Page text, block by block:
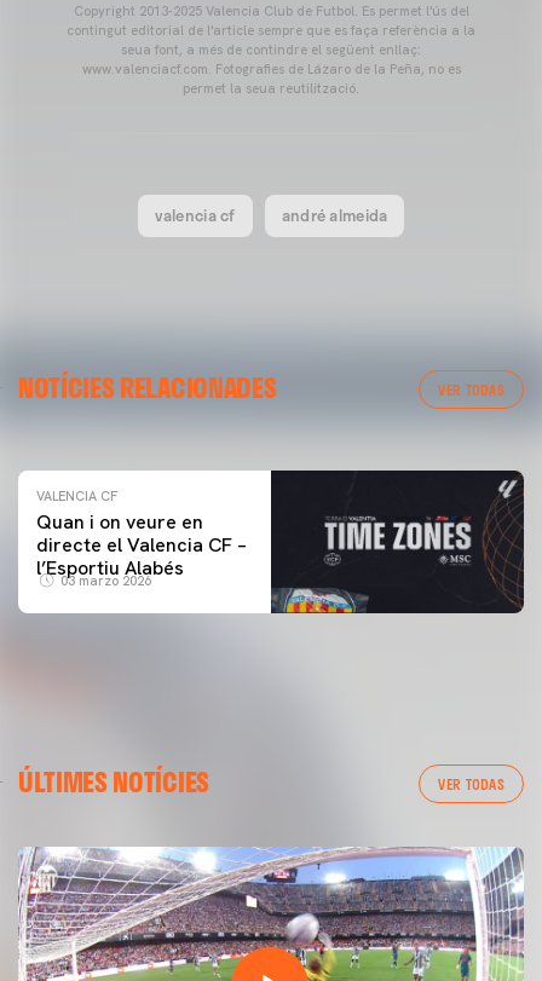
Copyright 2013-2025 Valencia Club de Futbol. Es permet l'ús del
contingut editorial de l'article sempre que es faça referència a la
seua font, a més de contindre el següent enllaç:
www.valenciacf.com. Fotografies de Lázaro de la Peña, no es
permet la seua reutilització.
valencia cf andré almeida
NOTÍCIES RELACIONADES VER TODAS
ENTRENAMENT DEL VALENCIA CF 04/03/26
VALENCIA CF
Quan i on veure en
directe el Valencia CF –
l’Esportiu Alabés
03 marzo 2026
ÚLTIMES NOTÍCIES VER TODAS